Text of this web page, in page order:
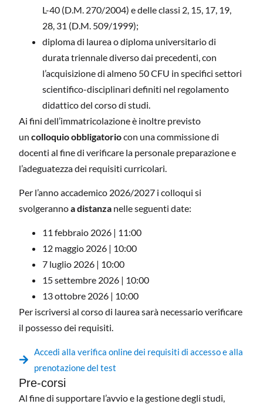
L-40 (D.M. 270/2004) e delle classi 2, 15, 17, 19,
28, 31 (D.M. 509/1999);
diploma di laurea o diploma universitario di
durata triennale diverso dai precedenti, con
l’acquisizione di almeno 50 CFU in specifici settori
scientifico-disciplinari definiti nel regolamento
didattico del corso di studi.
Ai fini dell’immatricolazione è inoltre previsto
un colloquio obbligatoriocon una commissione di
docenti al fine di verificare la personale preparazione e
l’adeguatezza dei requisiti curricolari.
Per l’anno accademico 2026/2027 i colloqui si
svolgerannoa distanza nelle seguenti date:
11 febbraio 2026 | 11:00
12 maggio 2026 | 10:00
7 luglio 2026 | 10:00
15 settembre 2026 | 10:00
13 ottobre 2026 | 10:00
Per iscriversi al corso di laurea sarà necessario verificare
il possesso dei requisiti.
Accedi alla verifica online dei requisiti di accesso e alla
prenotazione del test
Pre-corsi
Al fine di supportare l’avvio e la gestione degli studi,